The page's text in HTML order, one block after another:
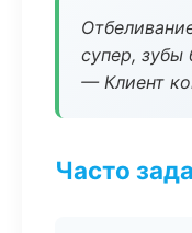
супер, зубы
— Клиент
Часто